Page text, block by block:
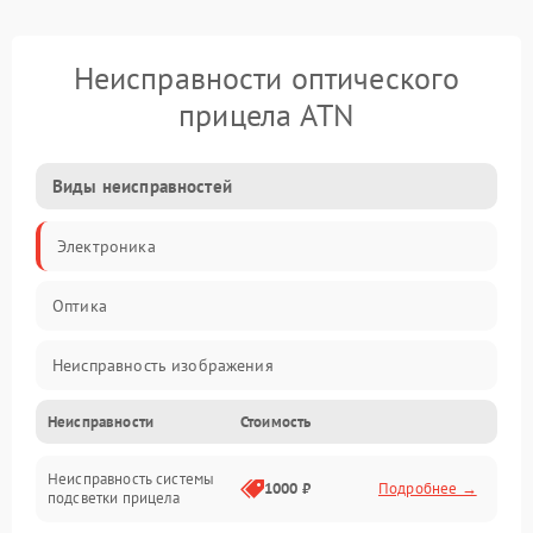
Неисправности оптического
прицела ATN
Виды неисправностей
Электроника
Оптика
Неисправность изображения
Механические повреждения
Неисправность фокусировки и оптики
Неисправности Стоимость
Неисправность системы
подсветки прицела
1000 ₽ Подробнее →